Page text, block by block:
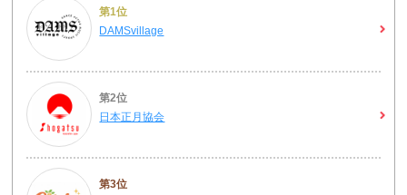
第1位
DAMSvillage
第2位
日本正月協会
第3位